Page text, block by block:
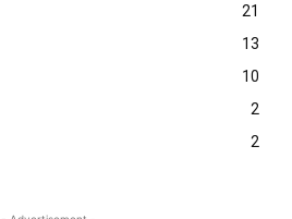
21
13
10
2
2